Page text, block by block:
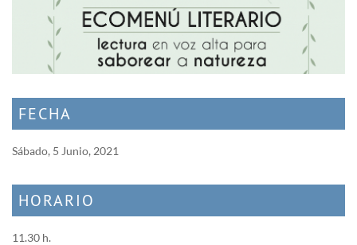
FECHA
Sábado, 5 Junio, 2021
HORARIO
11.30 h.